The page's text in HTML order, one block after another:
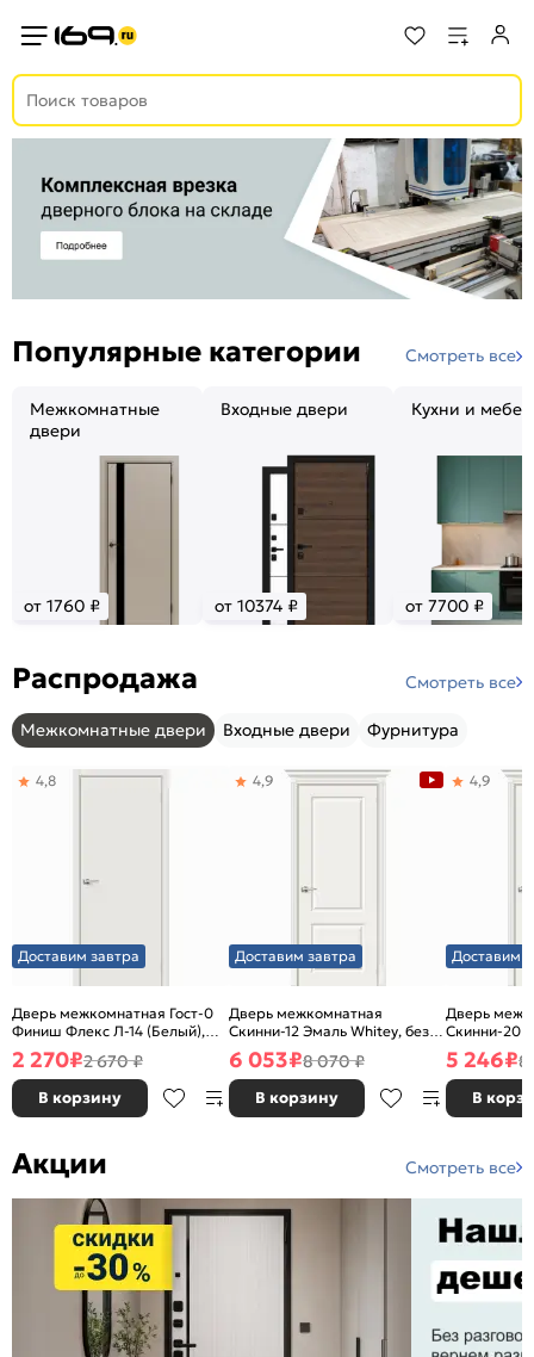
Популярные категории Смотреть все
Межкомнатные
двери
от 1760 ₽
Входные двери
от 10374 ₽
Кухни и
от 7700 ₽
Распродажа Смотреть все
Межкомнатные двери Входные двери Фурнитура
Доставим завтра
Дверь межкомнатная Гост-0
Финиш Флекс Л-14 (Белый),
глухая, каркасно-щитовая
4,8
2 270₽2 670 ₽
В корзину
Доставим завтра
Дверь межкомнатная
Скинни-12 Эмаль Whitey, без
декора, глухая, без стекла,
без кромки, скиновая
4,9
6 053₽8 070 ₽
В корзину
Доставим
Дверь
Скинни-20
декора,
без кромки,
4,9
5 246₽8
В
Акции Смотреть все